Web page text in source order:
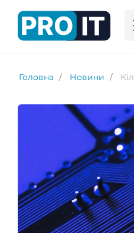
Головна Новини